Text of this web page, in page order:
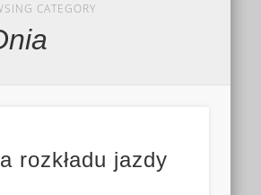
CATEGORY
rozkładu jazdy